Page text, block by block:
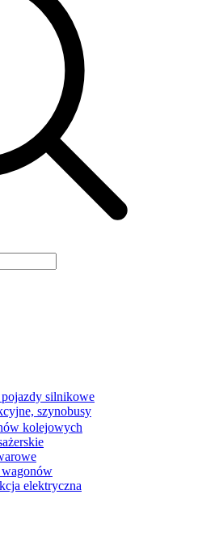
silnikowe
szynobusy
kolejowych
elektryczna